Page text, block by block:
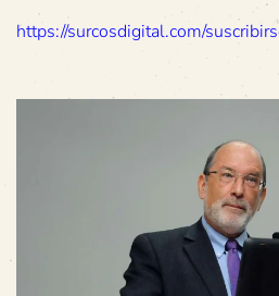
https://surcosdigital.com/